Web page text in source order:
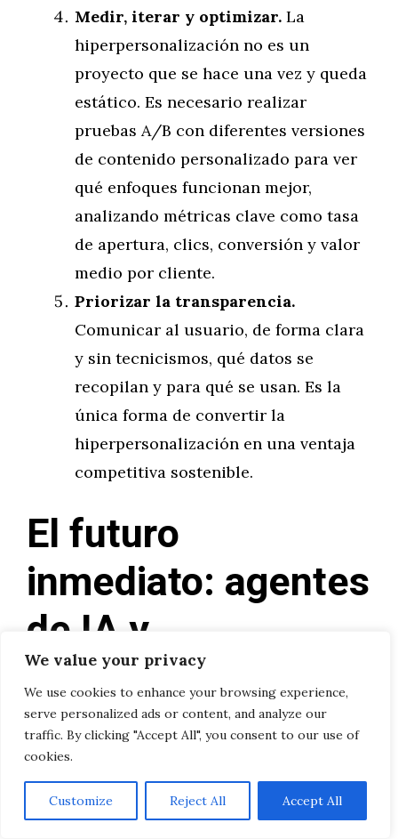
We value your privacy
We use cookies to enhance your browsing experience,
serve personalized ads or content, and analyze our
traffic. By clicking "Accept All", you consent to our use of
cookies.
Customize Reject All Accept All
Medir, iterar y optimizar. La
hiperpersonalización no es un
proyecto que se hace una vez y queda
estático. Es necesario realizar
pruebas A/B con diferentes versiones
de contenido personalizado para ver
qué enfoques funcionan mejor,
analizando métricas clave como tasa
de apertura, clics, conversión y valor
medio por cliente.
Priorizar la transparencia.
Comunicar al usuario, de forma clara
y sin tecnicismos, qué datos se
recopilan y para qué se usan. Es la
única forma de convertir la
hiperpersonalización en una ventaja
competitiva sostenible.
El futuro
inmediato: agentes
de IA y
personalización
predictiva
A medida que la IA y elmachine learning
continúan evolucionando, el marketing de